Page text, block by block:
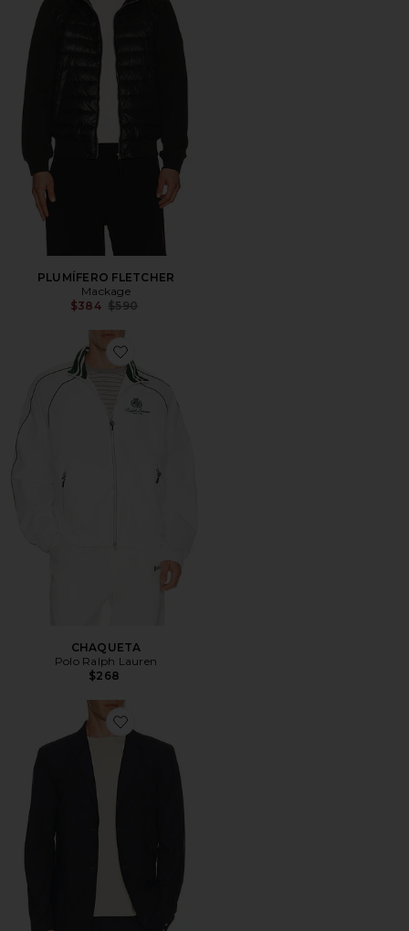
PLUMÍFERO FLETCHER
Mackage
$384 Previous price:
$590
Favorite CHAQUETA
CHAQUETA
Polo Ralph Lauren
$268
Favorite Commuter Blazer Classic Fit